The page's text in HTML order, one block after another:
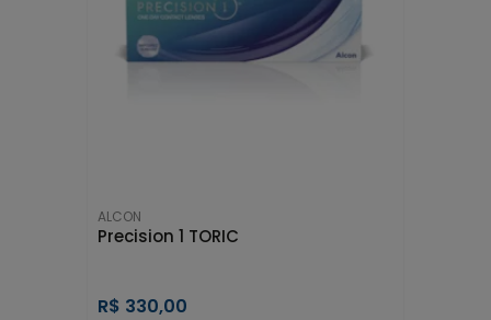
ALCON
Precision 1 TORIC
R$ 330,00